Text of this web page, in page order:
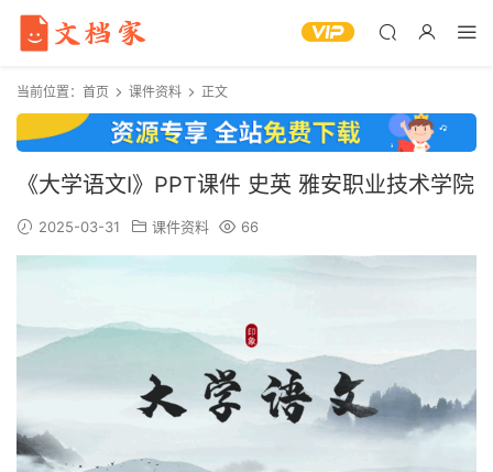
当前位置： 首页 课件资料 正文
《大学语文Ⅰ》PPT课件 史英 雅安职业技术学院
2025-03-31 课件资料 66